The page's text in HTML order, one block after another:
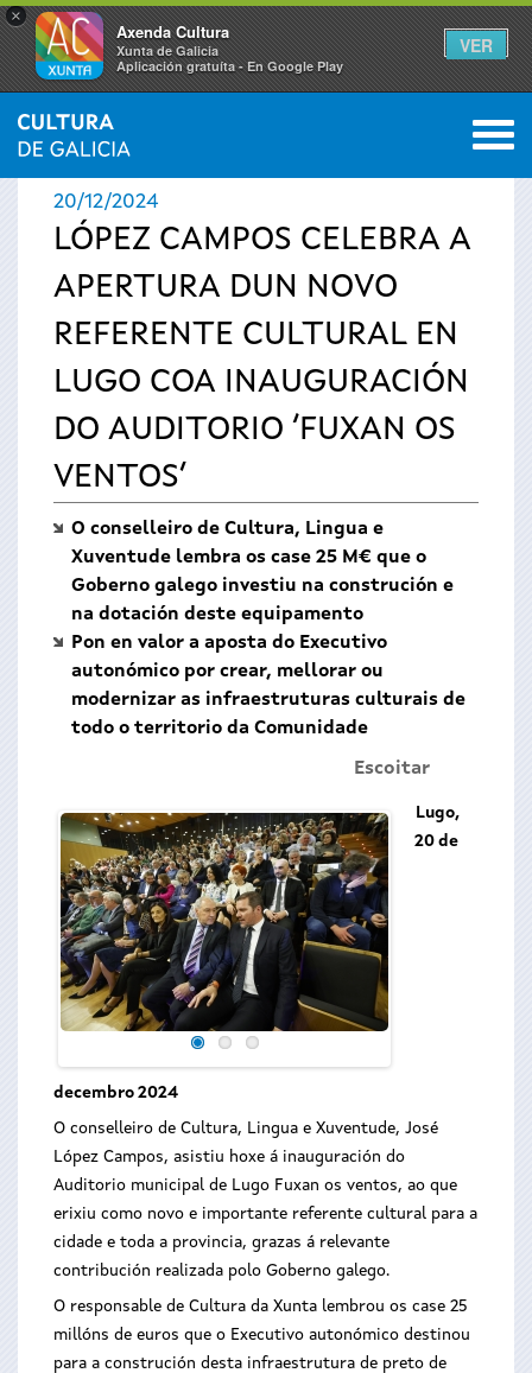
×
Axenda Cultura
Xunta de Galicia
Aplicación gratuíta - En Google Play
VER
Vostede
está
aquí
INICIO › ACTUALIDADE 0
20/12/2024
LÓPEZ CAMPOS CELEBRA A
APERTURA DUN NOVO
REFERENTE CULTURAL EN
LUGO COA INAUGURACIÓN
DO AUDITORIO ‘FUXAN OS
VENTOS’
O conselleiro de Cultura, Lingua e
Xuventude lembra os case 25 M€ que o
Goberno galego investiu na construción e
na dotación deste equipamento
Pon en valor a aposta do Executivo
autonómico por crear, mellorar ou
modernizar as infraestruturas culturais de
todo o territorio da Comunidade
Escoitar
Lugo,
20 de
decembro 2024
O conselleiro de Cultura, Lingua e Xuventude, José
López Campos, asistiu hoxe á inauguración do
Auditorio municipal de Lugo Fuxan os ventos, ao que
erixiu como novo e importante referente cultural para a
cidade e toda a provincia, grazas á relevante
contribución realizada polo Goberno galego.
O responsable de Cultura da Xunta lembrou os case 25
millóns de euros que o Executivo autonómico destinou
para a construción desta infraestrutura de preto de